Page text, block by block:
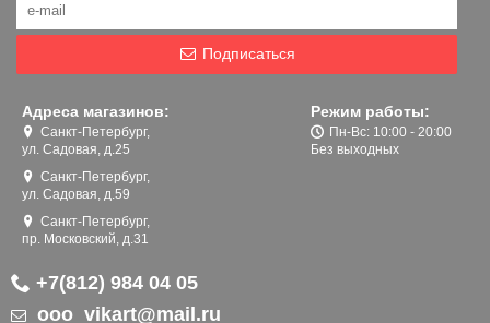
Подписаться
Адреса магазинов:
Санкт-Петербург,
ул. Садовая, д.25
Санкт-Петербург,
ул. Садовая, д.59
Санкт-Петербург,
пр. Московский, д.31
Режим работы:
Пн-Вс: 10:00 - 20:00
Без выходных
+7(812) 984 04 05
ooo_vikart@mail.ru